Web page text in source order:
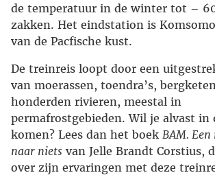
de temperatuur in de winter tot –
zakken. Het eindstation is
van de Pacfische kust.
De treinreis loopt door een
van moerassen, toendra’s,
honderden rivieren, meestal in
permafrostgebieden. Wil je alvast in
komen? Lees dan het boek BAM.
naar niets van Jelle Brandt Corstius,
over zijn ervaringen met deze